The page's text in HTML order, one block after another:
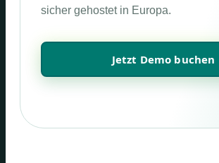
sicher gehostet in Europa.
Jetzt Demo buchen